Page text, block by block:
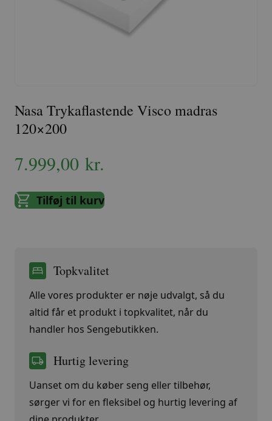
Nasa Trykaflastende Visco madras
120×200
7.999,00 kr.
Tilføj til kurv
Topkvalitet
Alle vores produkter er nøje udvalgt, så du
altid får et produkt i topkvalitet, når du
handler hos Sengebutikken.
Hurtig levering
Uanset om du køber seng eller tilbehør,
sørger vi for en fleksibel og hurtig levering af